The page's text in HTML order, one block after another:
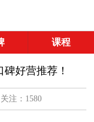
课程
好营推荐！
注：1580